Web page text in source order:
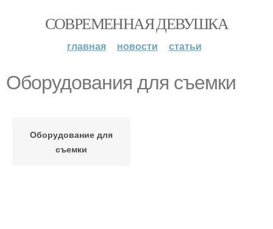
СОВРЕМЕННАЯ ДЕВУШКА
главная новости статьи
Оборудования для съемки
Оборудование для
съемки